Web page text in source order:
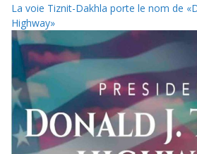
La voie Tiznit-Dakhla porte le nom de
Highway»